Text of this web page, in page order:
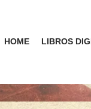
HOME LIBROS